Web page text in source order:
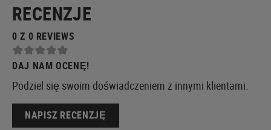
RECENZJE
0 Z 0 REVIEWS
DAJ NAM OCENĘ!
Podziel się swoim doświadczeniem z innymi klientami.
NAPISZ RECENZJĘ